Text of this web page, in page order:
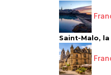
Saint-Malo,